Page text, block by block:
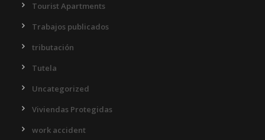
Tourist Apartments
Trabajos publicados
tributación
Tutela
Uncategorized
Viviendas Protegidas
work accident